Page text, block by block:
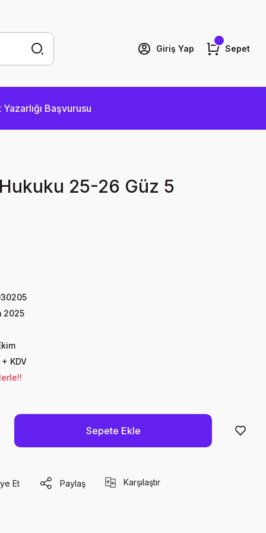
Giriş Yap Sepet
Yazarlığı Başvurusu
25-26 Güz 5
2025
KDV
Sepete Ekle
Et Paylaş Karşılaştır